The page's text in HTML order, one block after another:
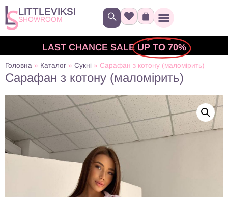
LITTLEVIKSI
SHOWROOM
LAST CHANCE SALE UP TO 70%
Головна » Каталог » Сукні » Сарафан з котону (маломірить)
Сарафан з котону (маломірить)